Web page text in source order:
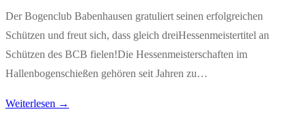
Der Bogenclub Babenhausen gratuliert seinen erfolgreichen
Schützen und freut sich, dass gleich dreiHessenmeistertitel an
Schützen des BCB fielen!Die Hessenmeisterschaften im
Hallenbogenschießen gehören seit Jahren zu…
Weiterlesen →